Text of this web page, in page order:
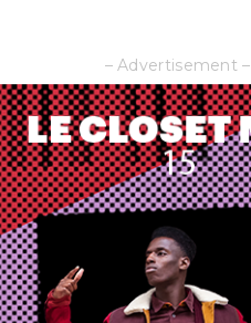
– Advertisement –